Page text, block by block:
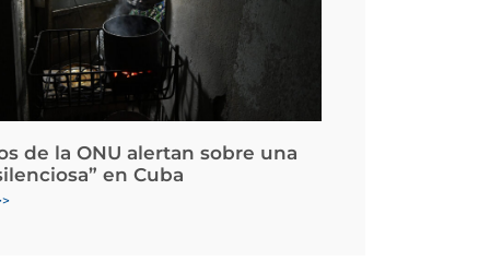
de la ONU alertan sobre una
en Cuba